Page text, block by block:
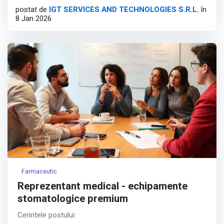
Travel and High-Growth Tech sectors.
Position Overview:
Afișează tot
postat de IGT SERVICES AND TECHNOLOGIES S.R.L. în
8 Jan 2026
Farmaceutic
Reprezentant medical - echipamente
stomatologice premium
Cerintele postului: